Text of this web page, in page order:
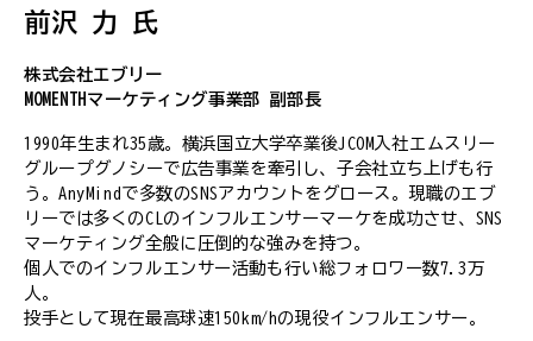
前沢 力 氏
株式会社エブリー
MOMENTHマーケティング事業部 副部長
1990年生まれ35歳。横浜国立大学卒業後JCOM入社→エムスリー
グループ→グノシーで広告事業を牽引し、子会社立ち上げも行
う。AnyMindで多数のSNSアカウントをグロース。現職のエブ
リーでは多くのCLのインフルエンサーマーケを成功させ、SNS
マーケティング全般に圧倒的な強みを持つ。
個人でのインフルエンサー活動も行い総フォロワー数7.3万
人。
投手として現在最高球速150km/hの現役インフルエンサー。